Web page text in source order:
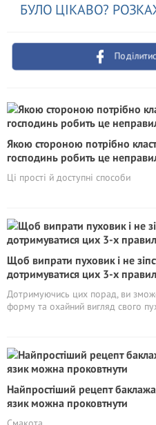
БУЛО ЦІКАВО?
Якою стороною потрібно
господинь робить це
Ці прості й доступні способи
Щоб випрати пуховик і не
дотримуватися цих 3-х правил
Дотримуючись цих порад, ви
форму та охайний вигляд свого
Найпростіший рецепт
язик можна проковтнути